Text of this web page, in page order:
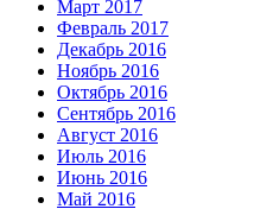
Март 2017
Февраль 2017
Декабрь 2016
Ноябрь 2016
Октябрь 2016
Сентябрь 2016
Август 2016
Июль 2016
Июнь 2016
Май 2016